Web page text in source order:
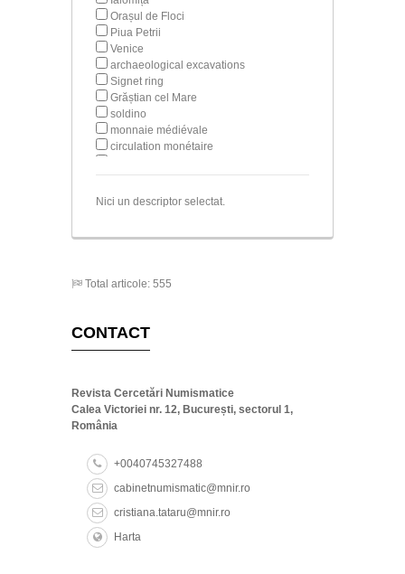
Orașul de Floci
Piua Petrii
Venice
archaeological excavations
Signet ring
Grăștian cel Mare
soldino
monnaie médiévale
circulation monétaire
Nici un descriptor selectat.
Total articole: 555
CONTACT
Revista Cercetări Numismatice
Calea Victoriei nr. 12, București, sectorul 1,
România
+0040745327488
cabinetnumismatic@mnir.ro
cristiana.tataru@mnir.ro
Harta